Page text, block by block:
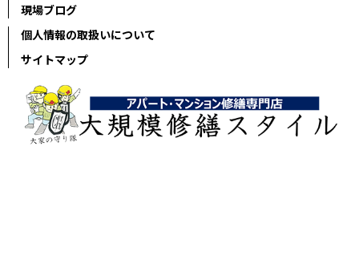
現場ブログ
個人情報の取扱いについて
サイトマップ